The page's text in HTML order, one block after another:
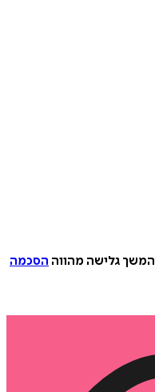
המשך גלישה מהווה הסכמה